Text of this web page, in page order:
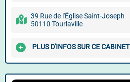
39 Rue de l'Église Saint-Joseph
50110 Tourlaville
PLUS D'INFOS SUR CE CABINET